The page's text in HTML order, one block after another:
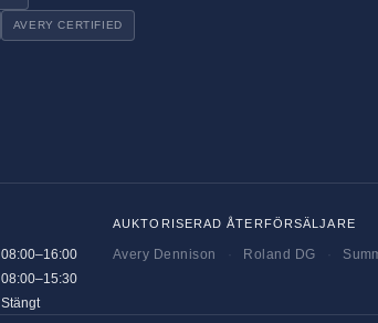
AVERY CERTIFIED
08:00–16:00
08:00–15:30
Stängt
AUKTORISERAD ÅTERFÖRSÄLJARE
Avery Dennison Roland DG